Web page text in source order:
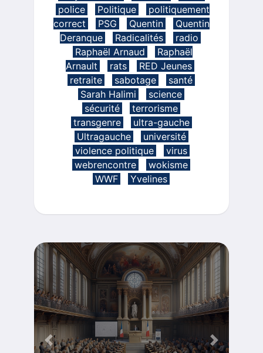
police
Politique
politiquement
correct
PSG Quentin
Quentin
Deranque
Radicalités
radio
Raphaël Arnaud
Raphaël
Arnault
rats
RED Jeunes
retraite
sabotage
santé
Sarah Halimi
science
sécurité
terrorisme
transgenre
ultra-gauche
Ultragauche
université
violence politique
virus
webrencontre
wokisme
WWF
Yvelines
Previous Next